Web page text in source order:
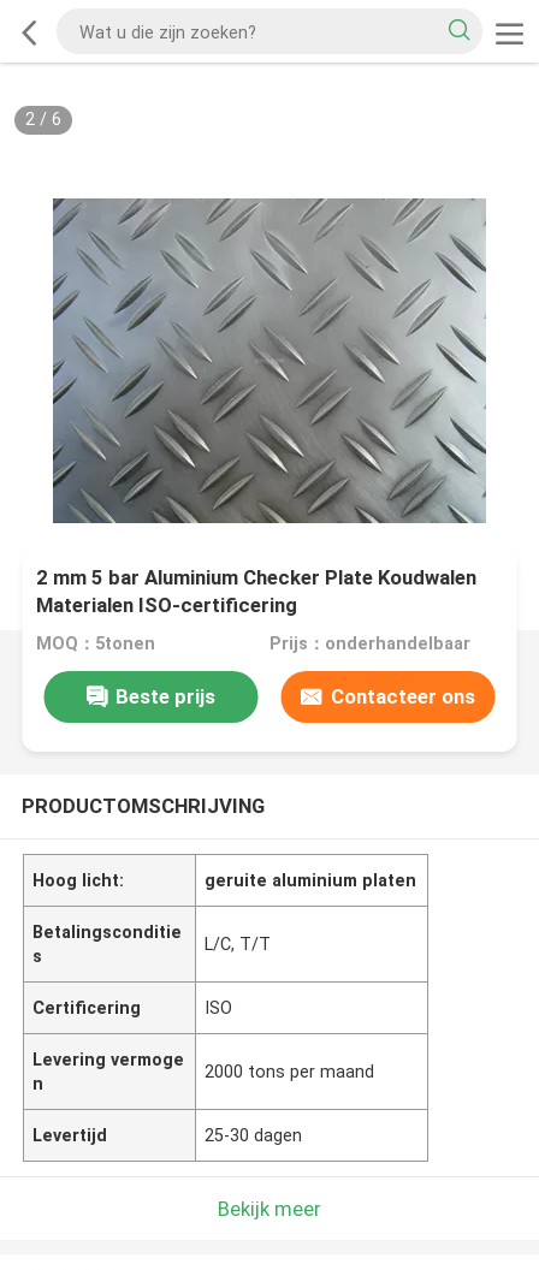
2/ 6
2 mm 5 bar Aluminium Checker Plate Koudwalen
Materialen ISO-certificering
MOQ：5tonen Prijs：onderhandelbaar
Beste prijs Contacteer ons
PRODUCTOMSCHRIJVING
Hoog licht: geruite aluminium platen
Betalingsconditie
s
L/C, T/T
Certificering ISO
Levering vermoge
n
2000 tons per maand
Levertijd 25-30 dagen
Bekijk meer